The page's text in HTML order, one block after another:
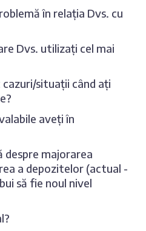
în relația Dvs. cu
Dvs. utilizați cel mai
situații când ați
aveți în
despre majorarea
a depozitelor (actual -
să fie noul nivel